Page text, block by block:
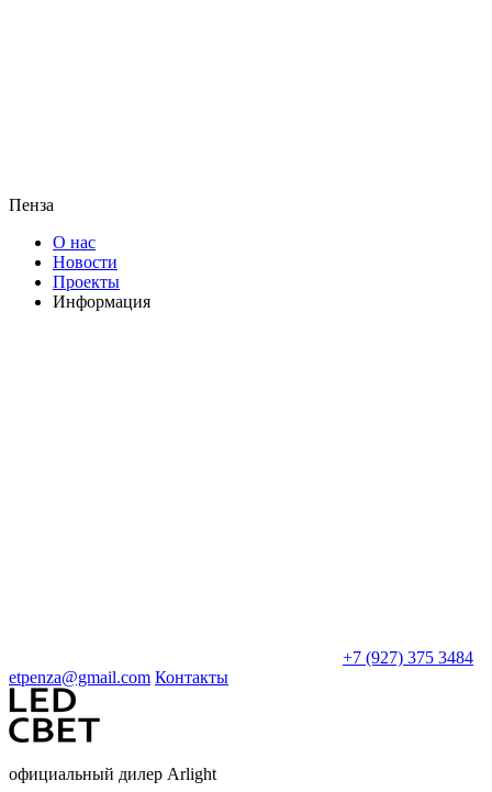
Пенза
О нас
Новости
Проекты
Информация
+7 (927) 375 3484
etpenza@gmail.com Контакты
официальный дилер Arlight